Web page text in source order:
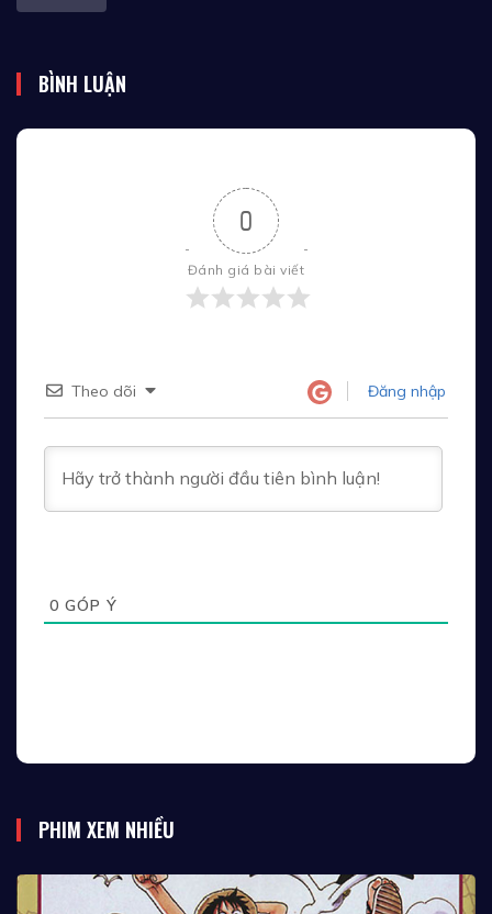
BÌNH LUẬN
0
Đánh giá bài viết
Theo dõi Đăng nhập
0 GÓP Ý
PHIM XEM NHIỀU